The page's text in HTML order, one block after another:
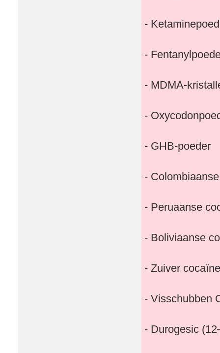
-
-
- MDMA-
-
- GHB-poeder
-
- Peruaanse
- Boliviaanse
- Zuiver
- Visschubben
- Durogesic